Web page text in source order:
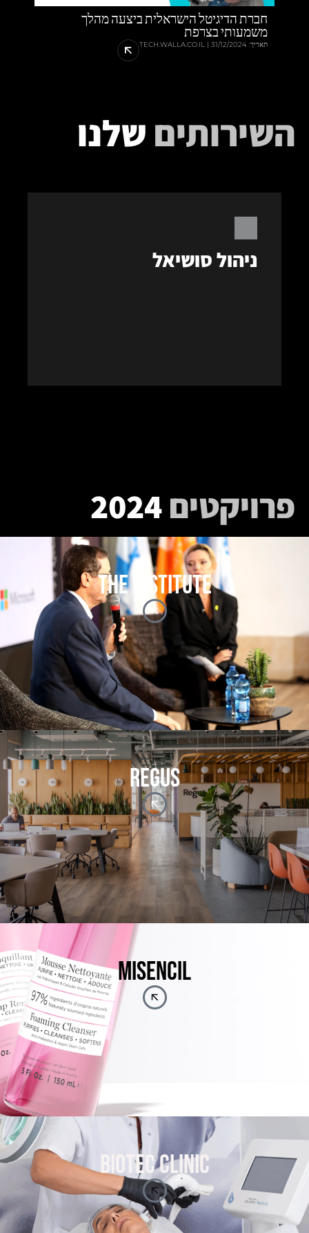
חברת הדיגיטל הישראלית ביצעה מהלך
משמעותי בצרפת
תאריך: 31/12/2024 | TECH.WALLA.CO.IL
השירותים שלנו
ניהול סושיאל
החברתיות, תוך יצירת שילובים נכונים, ניתוח נתונים
פרויקטים
THE INSTITUTE
REGUS
MISENCIL
BIOTEC CLINIC